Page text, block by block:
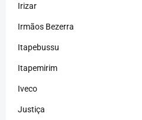
Irizar
Irmãos Bezerra
Itapebussu
Itapemirim
Iveco
Justiça